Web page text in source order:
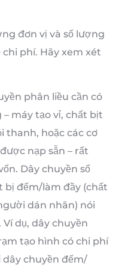
đơn vị và số lượng
phí. Hãy xem xét
phân liều cần có
máy tạo vỉ, chất bịt
thanh, hoặc các cơ
nạp sẵn – rất
Dây chuyền số
bị đếm/làm đầy (chất
dán nhãn) nói
dụ, dây chuyền
tạo hình có chi phí
dây chuyền đếm/